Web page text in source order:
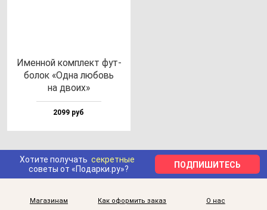
Имен­ной ком­плект фут­
бо­лок «Одна лю­бовь
на дво­их»
2099 руб
Хотите получать секретные
советы от «Подарки.ру»?
ПОДПИШИТЕСЬ
Магазинам Как оформить заказ О нас